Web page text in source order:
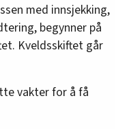
med innsjekking,
begynner på
Kveldsskiftet går
vakter for å få